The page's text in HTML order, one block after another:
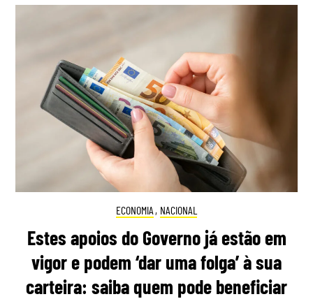
ECONOMIA , NACIONAL
Estes apoios do Governo já estão em
vigor e podem ‘dar uma folga’ à sua
carteira: saiba quem pode beneficiar